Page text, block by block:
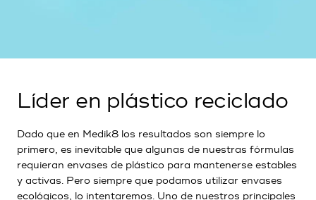
Líder en plástico reciclado
Dado que en Medik8 los resultados son siempre lo
primero, es inevitable que algunas de nuestras fórmulas
requieran envases de plástico para mantenerse estables
y activas. Pero siempre que podamos utilizar envases
ecológicos, lo intentaremos. Uno de nuestros principales